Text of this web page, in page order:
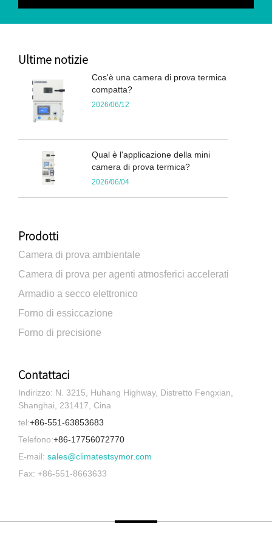
Ultime notizie
Cos'è una camera di prova termica
compatta?
2026/06/12
Qual è l'applicazione della mini
camera di prova termica?
2026/06/04
Prodotti
Camera di prova ambientale
Camera di prova per agenti atmosferici accelerati
Armadio a secco elettronico
Forno di essiccazione
Forno di precisione
Contattaci
Indirizzo: N. 3215, Huhang Highway, Distretto Fengxian,
Shanghai, 231417, Cina
tel:+86-551-63853683
Telefono:+86-17756072770
E-mail: sales@climatestsymor.com
Fax: +86-551-8663633